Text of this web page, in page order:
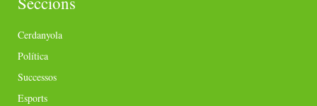
Cerdanyola
Política
Successos
Esports